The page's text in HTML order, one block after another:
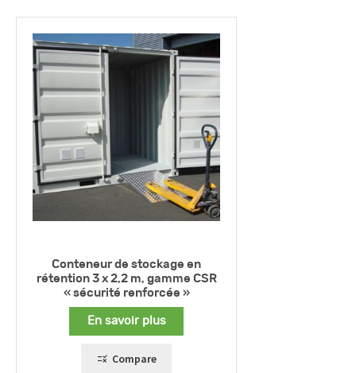
Conteneur de stockage en
rétention 3 x 2,2 m, gamme CSR
« sécurité renforcée »
En savoir plus
Compare